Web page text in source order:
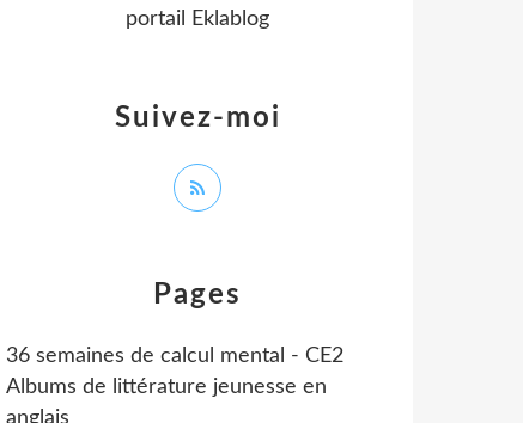
Pages
36 semaines de calcul mental - CE2
Albums de littérature jeunesse en
anglais
Suivez-moi
portail Eklablog